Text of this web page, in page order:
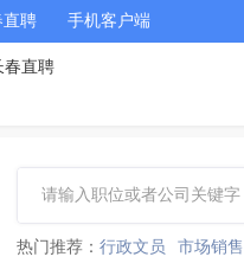
直聘 手机客户端
热门推荐： 行政文员 市场销售